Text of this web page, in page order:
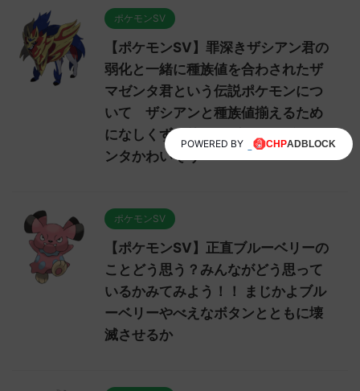
ポケモンSV
【ポケモンSV】罪深きザシアン君の
弱化と一緒に種族値を合わされたザ
マゼンタ君という伝説ポケモンにつ
いて ザシアンと種族値揃えるため
になしくずし的に下げられたザマゼ
ンタかわいそう
ポケモンSV
【ポケモンSV】正直ブルーベリーの
ことどう思う？みんながどう思って
いるかみてみよう！！ まじかよブル
ーベリーやべえなボタンとともに壊
滅させるか
POWERED BY